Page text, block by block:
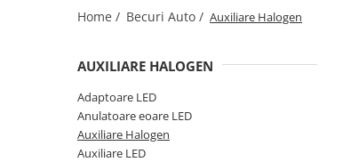
Solutii Parbriz
Aditivi AdBlue
Aditivi Ulei
Adtitivi combustibil
Home / Becuri Auto / Auxiliare Halogen
AUXILIARE HALOGEN
Adaptoare LED
Anulatoare eoare LED
Auxiliare Halogen
Auxiliare LED